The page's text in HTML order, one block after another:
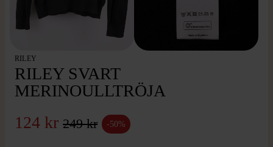
RILEY
RILEY SVART
MERINOULLTRÖJA
124 kr 249 kr -50%